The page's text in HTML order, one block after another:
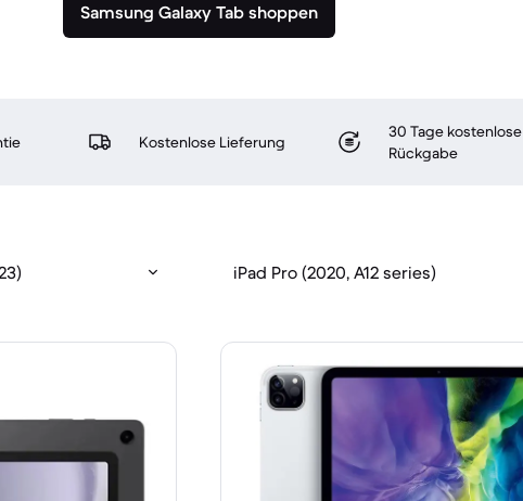
Samsung Galaxy Tab shoppen
Kostenlose Lieferung
30 Tage kostenlose
Rückgabe
iPad Pro (2020, A12 series)